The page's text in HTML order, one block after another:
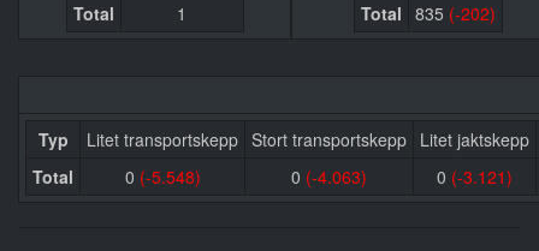
Total
1
Total 835 (-202)
Typ Litet transportskepp Stort transportskepp Litet jaktskepp
Total
0 (-5.548) 0 (-4.063) 0 (-3.121)